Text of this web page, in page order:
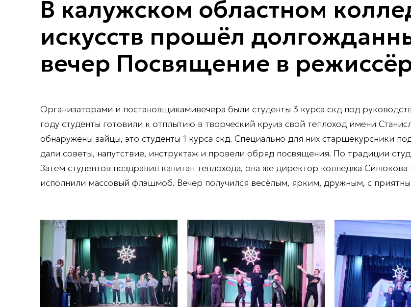
В калужском областном
искусств прошёл
вечер Посвящение в
Организаторами и постановщикамивечера были студенты 3 курса скд под
году студенты готовили к отплытию в творческий круиз свой теплоход имени
обнаружены зайцы, это студенты 1 курса скд. Специально для них старшекурсники
дали советы, напутствие, инструктаж и провели обряд посвящения. По традиции
Затем студентов поздравил капитан теплохода, она же директор колледжа
исполнили массовый флэшмоб. Вечер получился весёлым, ярким, дружным, с